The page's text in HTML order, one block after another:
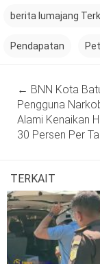
berita lumajang
Pendapatan
navigation
← BNN Kota
Pengguna
Alami Kenaikan
30 Persen Per
TERKAIT